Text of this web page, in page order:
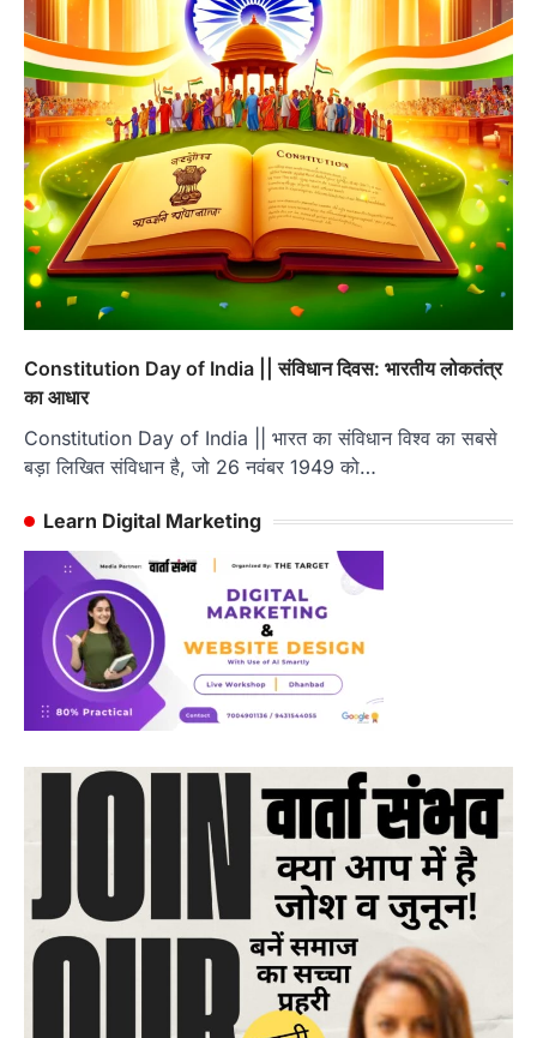
Constitution Day of India || संविधान दिवस: भारतीय लोकतंत्र
का आधार
Constitution Day of India || भारत का संविधान विश्व का सबसे
बड़ा लिखित संविधान है, जो 26 नवंबर 1949 को…
Learn Digital Marketing